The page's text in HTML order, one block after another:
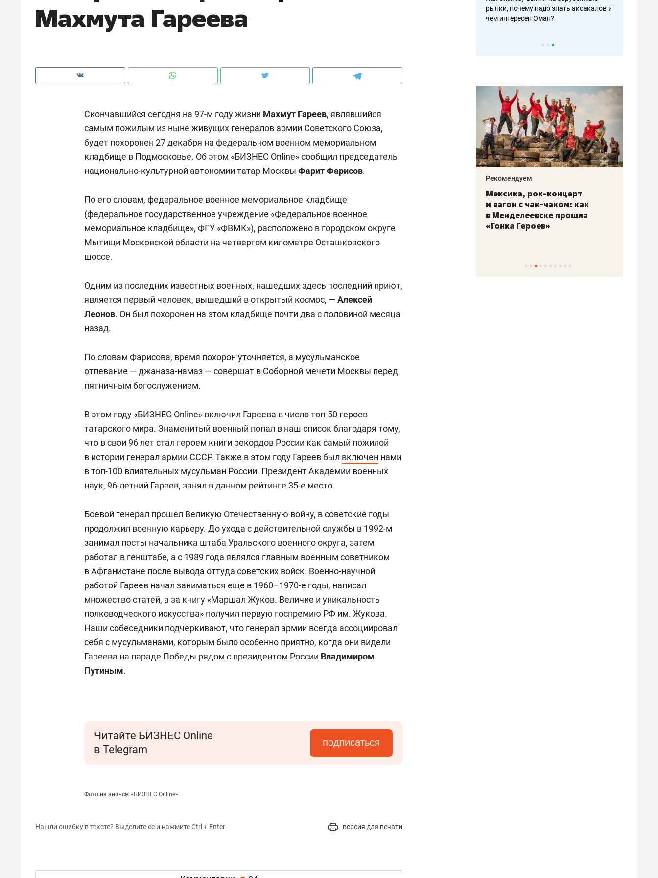
Махмута Гареева
Скончавшийся сегодня на 97-м году жизни Махмут Гареев, являвшийся
самым пожилым из ныне живущих генералов армии Советского Союза,
будет похоронен 27 декабря на федеральном военном мемориальном
кладбище в Подмосковье. Об этом «БИЗНЕС Online» сообщил председатель
национально-культурной автономии татар Москвы Фарит Фарисов.
По его словам, федеральное военное мемориальное кладбище
(федеральное государственное учреждение «Федеральное военное
мемориальное кладбище», ФГУ «ФВМК»), расположено в городском округе
Мытищи Московской области на четвертом километре Осташковского
шоссе.
Одним из последних известных военных, нашедших здесь последний приют,
является первый человек, вышедший в открытый космос, — Алексей
Леонов. Он был похоронен на этом кладбище почти два с половиной месяца
назад.
По словам Фарисова, время похорон уточняется, а мусульманское
отпевание — джаназа-намаз — совершат в Соборной мечети Москвы перед
пятничным богослужением.
В этом году «БИЗНЕС Online» включил Гареева в число топ-50 героев
татарского мира. Знаменитый военный попал в наш список благодаря тому,
что в свои 96 лет стал героем книги рекордов России как самый пожилой
в истории генерал армии СССР. Также в этом году Гареев был включен нами
в топ-100 влиятельных мусульман России. Президент Академии военных
наук, 96-летний Гареев, занял в данном рейтинге 35-е место.
Боевой генерал прошел Великую Отечественную войну, в советские годы
продолжил военную карьеру. До ухода с действительной службы в 1992-м
занимал посты начальника штаба Уральского военного округа, затем
работал в генштабе, а с 1989 года являлся главным военным советником
в Афганистане после вывода оттуда советских войск. Военно-научной
работой Гареев начал заниматься еще в 1960–1970-е годы, написал
множество статей, а за книгу «Маршал Жуков. Величие и уникальность
полководческого искусства» получил первую госпремию РФ им. Жукова.
Наши собеседники подчеркивают, что генерал армии всегда ассоциировал
себя с мусульманами, которым было особенно приятно, когда они видели
Гареева на параде Победы рядом с президентом России Владимиром
Путиным.
Читайте БИЗНЕС Online
в Telegram
подписаться
Фото на анонсе: «БИЗНЕС Online»
Нашли ошибку в тексте? Выделите ее и нажмите Ctrl + Enter версия для печати
рынки, почему надо знать аксакалов и
чем интересен Оман?
клиентах и чудных запросах мастеров
рынки, почему надо знать аксакалов и
чем интересен Оман?
Как ГК «МИР ГРУПП» и ВТБ
создают оазис жилого
комфорта под Казанью
ID вместо ключа: какой будет
безопасность в ЖК «Нова»
Рекомендуем
природе, работа
с ментальным и физическим
состоянием как основа
антихрупких команд
Рекомендуем
Мексика, рок-концерт
и вагон с чак-чаком: как
в Менделеевске прошла
«Гонка Героев»